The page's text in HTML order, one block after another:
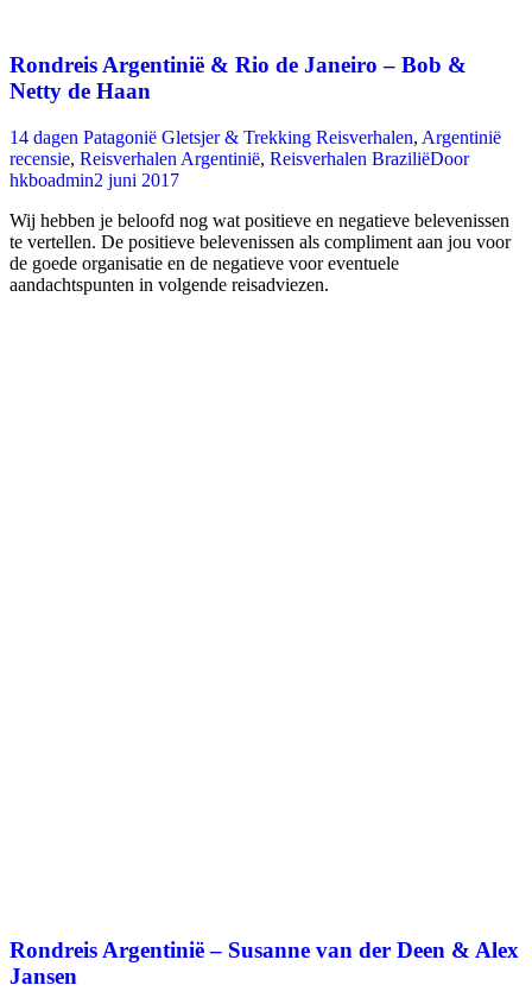
Rondreis Argentinië & Rio de Janeiro – Bob &
Netty de Haan
14 dagen Patagonië Gletsjer & Trekking Reisverhalen, Argentinië
recensie, Reisverhalen Argentinië, Reisverhalen BraziliëDoor
hkboadmin2 juni 2017
Wij hebben je beloofd nog wat positieve en negatieve belevenissen
te vertellen. De positieve belevenissen als compliment aan jou voor
de goede organisatie en de negatieve voor eventuele
aandachtspunten in volgende reisadviezen.
Rondreis Argentinië – Susanne van der Deen & Alex
Jansen